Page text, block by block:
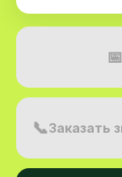
📅
📞Заказать